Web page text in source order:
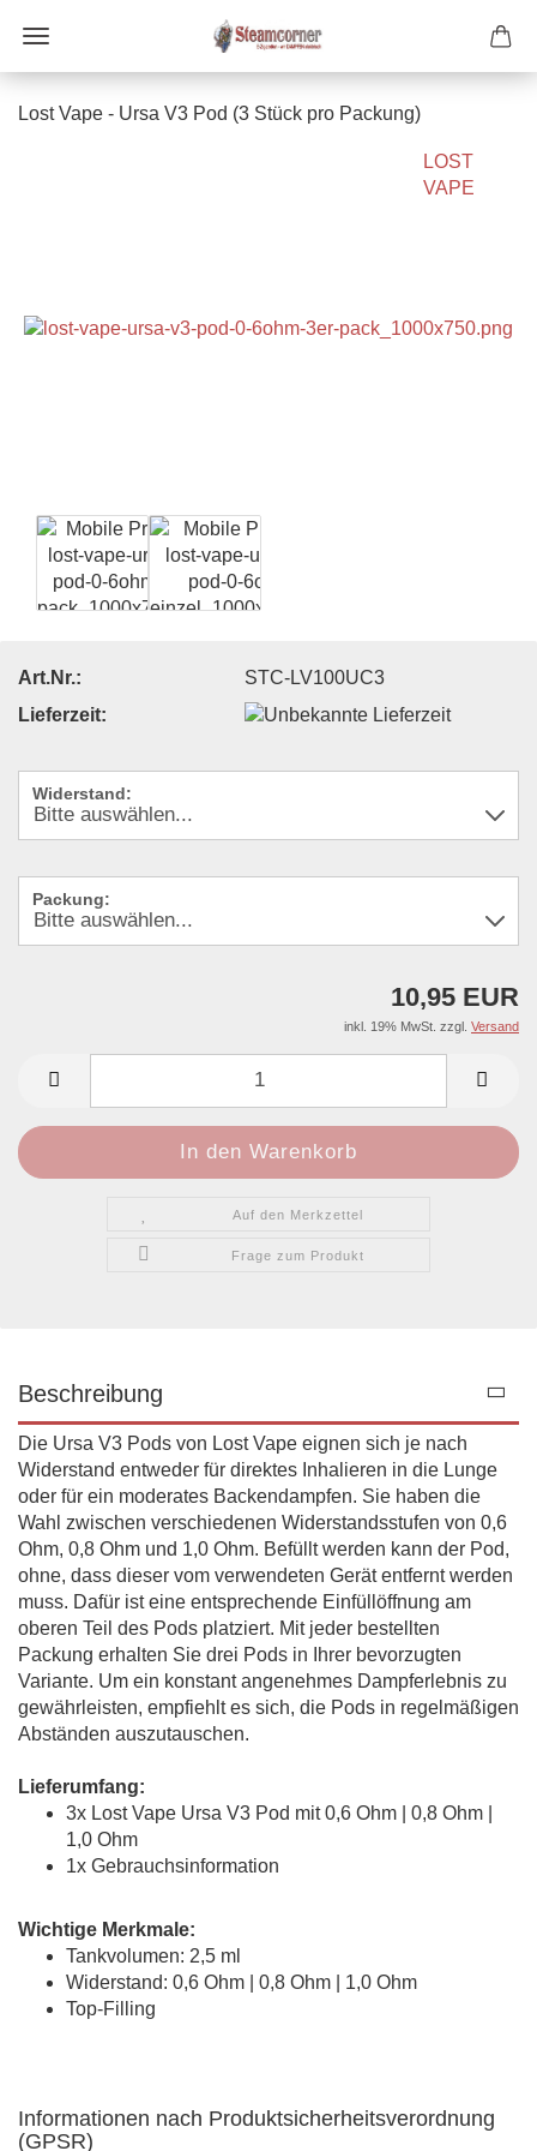
Lost Vape - Ursa V3 Pod (3 Stück pro Packung)
LOST
VAPE
Art.Nr.:
STC-LV100UC3
Lieferzeit:
Widerstand:
Packung:
10,95 EUR
inkl. 19% MwSt. zzgl. Versand
Auf den Merkzettel
Frage zum Produkt
Beschreibung
Die Ursa V3 Pods von Lost Vape eignen sich je nach
Widerstand entweder für direktes Inhalieren in die Lunge
oder für ein moderates Backendampfen. Sie haben die
Wahl zwischen verschiedenen Widerstandsstufen von 0,6
Ohm, 0,8 Ohm und 1,0 Ohm. Befüllt werden kann der Pod,
ohne, dass dieser vom verwendeten Gerät entfernt werden
muss. Dafür ist eine entsprechende Einfüllöffnung am
oberen Teil des Pods platziert. Mit jeder bestellten
Packung erhalten Sie drei Pods in Ihrer bevorzugten
Variante. Um ein konstant angenehmes Dampferlebnis zu
gewährleisten, empfiehlt es sich, die Pods in regelmäßigen
Abständen auszutauschen.
Lieferumfang:
3x Lost Vape Ursa V3 Pod mit 0,6 Ohm | 0,8 Ohm |
1,0 Ohm
1x Gebrauchsinformation
Wichtige Merkmale:
Tankvolumen: 2,5 ml
Widerstand: 0,6 Ohm | 0,8 Ohm | 1,0 Ohm
Top-Filling
Informationen nach Produktsicherheitsverordnung
(GPSR)